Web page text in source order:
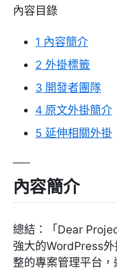
內容目錄
1 內容簡介
2 外掛標籤
3 開發者團隊
4 原文外掛簡介
5 延伸相關外掛
內容簡介
總結：「Dear
強大的WordPress
整的專案管理平台